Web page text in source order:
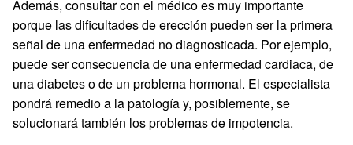
Además, consultar con el médico es muy importante
porque las dificultades de erección pueden ser la primera
señal de una enfermedad no diagnosticada. Por ejemplo,
puede ser consecuencia de una enfermedad cardiaca, de
una diabetes o de un problema hormonal. El especialista
pondrá remedio a la patología y, posiblemente, se
solucionará también los problemas de impotencia.